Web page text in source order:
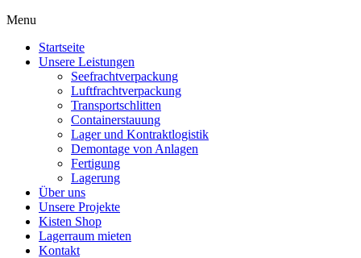
Menu
Startseite
Unsere Leistungen
Seefrachtverpackung
Luftfrachtverpackung
Transportschlitten
Containerstauung
Lager und Kontraktlogistik
Demontage von Anlagen
Fertigung
Lagerung
Über uns
Unsere Projekte
Kisten Shop
Lagerraum mieten
Kontakt